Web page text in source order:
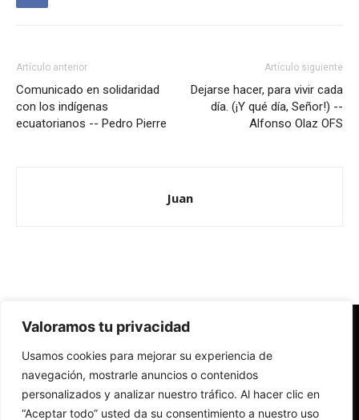
Valoramos tu privacidad
Usamos cookies para mejorar su experiencia de
navegación, mostrarle anuncios o contenidos
personalizados y analizar nuestro tráfico. Al hacer clic en
“Aceptar todo” usted da su consentimiento a nuestro uso
Artículo anterior
Comunicado en solidaridad
con los indígenas
ecuatorianos -- Pedro Pierre
Artículo siguiente
Dejarse hacer, para vivir cada
día. (¡Y qué día, Señor!) --
Alfonso Olaz OFS
Juan
Redes Cristianas
Una mirada alternativa sobre la Iglesia católica y la sociedad
- Colectivos de Redes Cristianas